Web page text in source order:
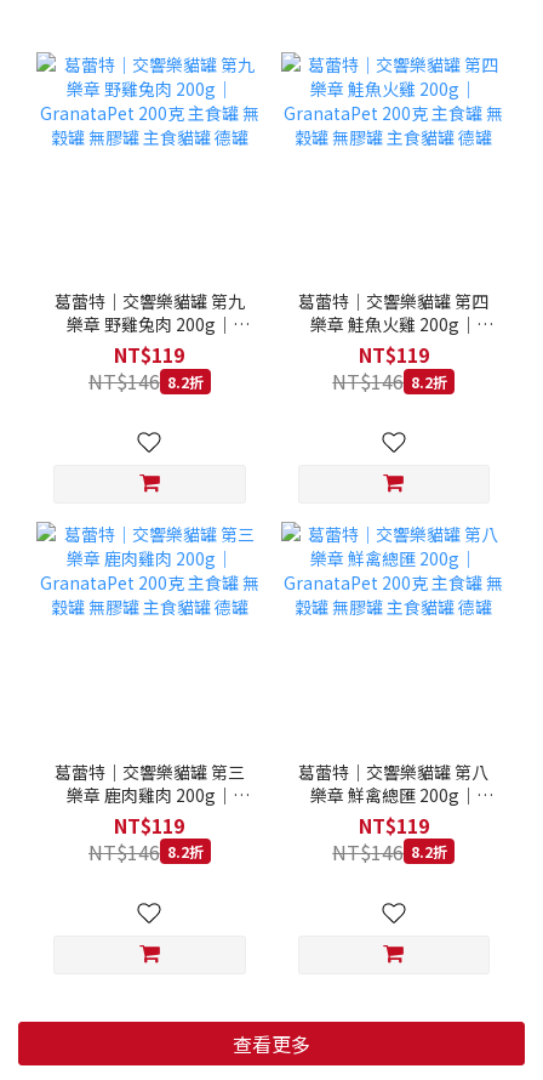
葛蕾特｜交響樂貓罐 第九
樂章 野雞兔肉 200g｜
GranataPet 200克 主食罐
無穀罐 無膠罐 主食貓罐 德
罐
NT$119
NT$146 8.2折
葛蕾特｜交響樂貓罐 第四
樂章 鮭魚火雞 200g｜
GranataPet 200克 主食罐
無穀罐 無膠罐 主食貓罐 德
罐
NT$119
NT$146 8.2折
葛蕾特｜交響樂貓罐 第三
樂章 鹿肉雞肉 200g｜
GranataPet 200克 主食罐
無穀罐 無膠罐 主食貓罐 德
罐
NT$119
NT$146 8.2折
葛蕾特｜交響樂貓罐 第八
樂章 鮮禽總匯 200g｜
GranataPet 200克 主食罐
無穀罐 無膠罐 主食貓罐 德
罐
NT$119
NT$146 8.2折
查看更多